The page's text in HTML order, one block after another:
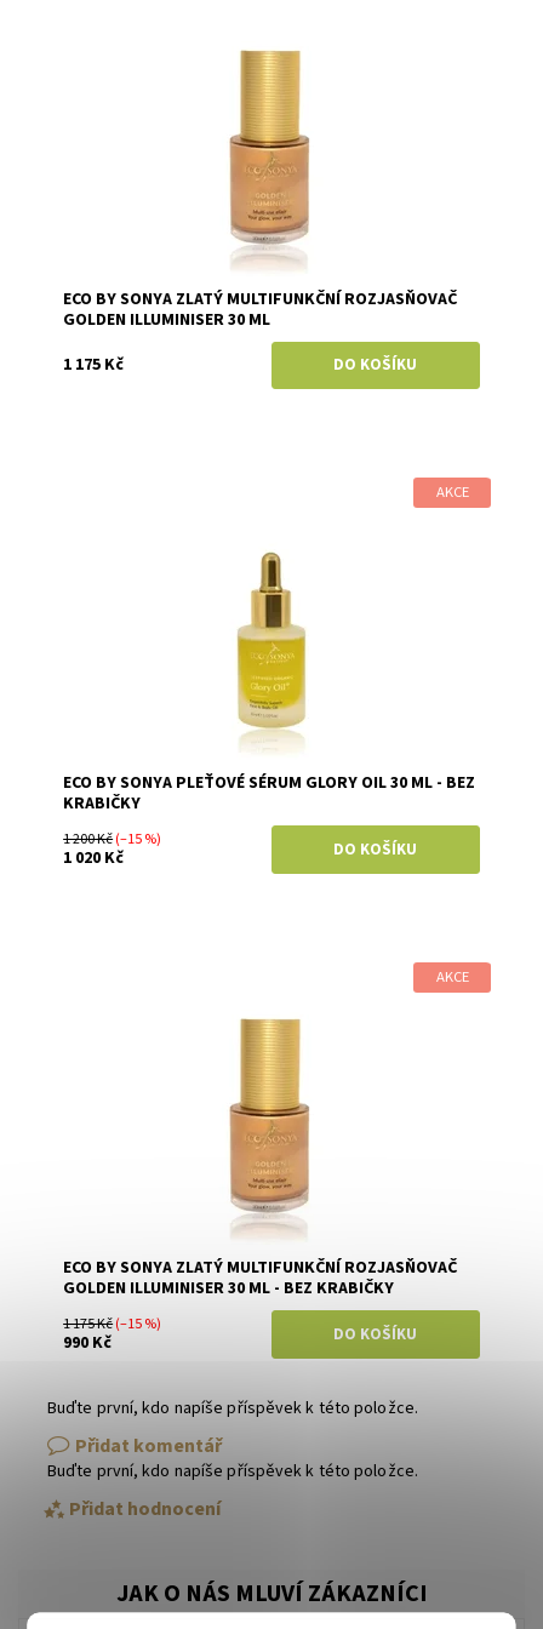
ECO BY SONYA ZLATÝ MULTIFUNKČNÍ ROZJASŇOVAČ
GOLDEN ILLUMINISER 30 ML
1 175 Kč
AKCE
ECO BY SONYA PLEŤOVÉ SÉRUM GLORY OIL 30 ML - BEZ
KRABIČKY
1 200 Kč(–15 %)
1 020 Kč
AKCE
ECO BY SONYA ZLATÝ MULTIFUNKČNÍ ROZJASŇOVAČ
GOLDEN ILLUMINISER 30 ML - BEZ KRABIČKY
1 175 Kč(–15 %)
990 Kč
Buďte první, kdo napíše příspěvek k této položce.
Přidat komentář
Buďte první, kdo napíše příspěvek k této položce.
Přidat hodnocení